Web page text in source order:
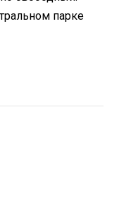
парке